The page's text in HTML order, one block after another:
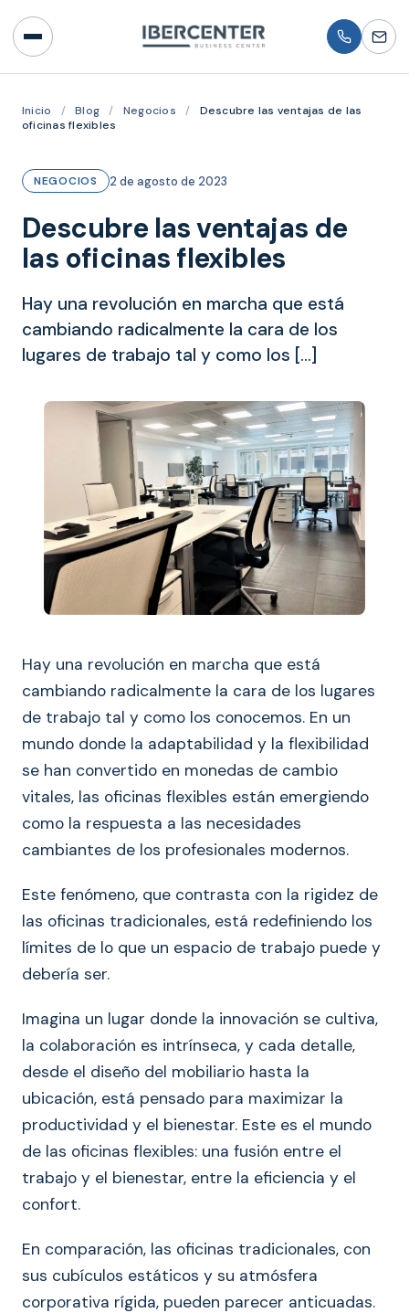
Inicio / Blog / Negocios /
Descubre las ventajas de las
oficinas flexibles
NEGOCIOS 2 de agosto de 2023
Descubre las ventajas de
las oficinas flexibles
Hay una revolución en marcha que está
cambiando radicalmente la cara de los
lugares de trabajo tal y como los […]
Hay una revolución en marcha que está
cambiando radicalmente la cara de los lugares
de trabajo tal y como los conocemos. En un
mundo donde la adaptabilidad y la flexibilidad
se han convertido en monedas de cambio
vitales, las oficinas flexibles están emergiendo
como la respuesta a las necesidades
cambiantes de los profesionales modernos.
Este fenómeno, que contrasta con la rigidez de
las oficinas tradicionales, está redefiniendo los
límites de lo que un espacio de trabajo puede y
debería ser.
Imagina un lugar donde la innovación se cultiva,
la colaboración es intrínseca, y cada detalle,
desde el diseño del mobiliario hasta la
ubicación, está pensado para maximizar la
productividad y el bienestar. Este es el mundo
de las oficinas flexibles: una fusión entre el
trabajo y el bienestar, entre la eficiencia y el
confort.
En comparación, las oficinas tradicionales, con
sus cubículos estáticos y su atmósfera
corporativa rígida, pueden parecer anticuadas.